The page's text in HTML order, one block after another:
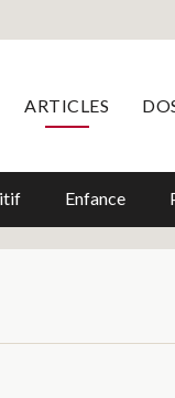
ARTICLES
Enfance